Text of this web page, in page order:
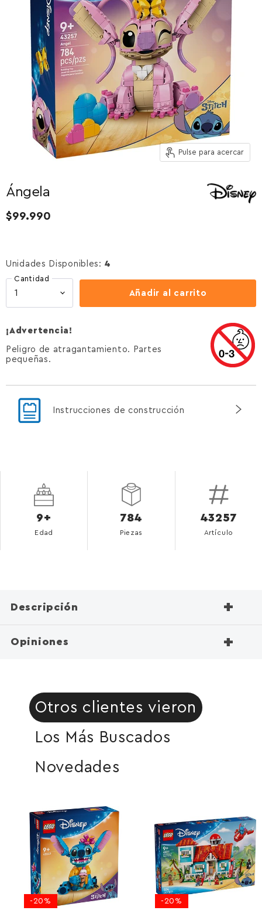
Pulse para acercar
Ángela
$99.990
Unidades Disponibles: 4
Cantidad
Añadir al carrito
¡Advertencia!
Peligro de atragantamiento. Partes
pequeñas.
Instrucciones de construcción
9+
Edad
784
Piezas
43257
Artículo
Descripción +
Opiniones +
Otros clientes vieron
Los Más Buscados
Novedades
-20% -20%